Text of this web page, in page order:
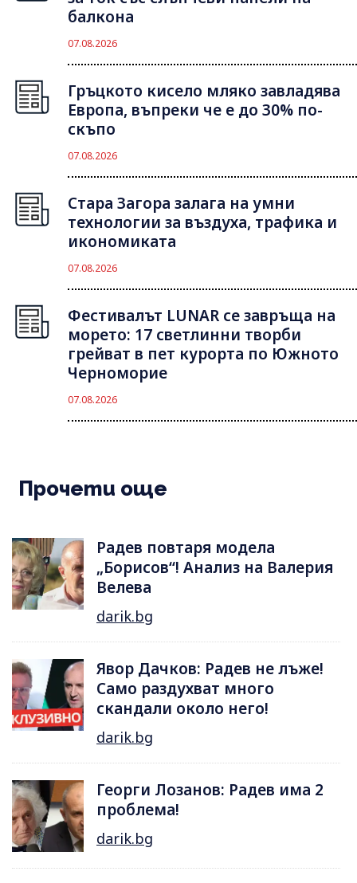
балкона
07.08.2026
Гръцкото кисело мляко завладява
Европа, въпреки че е до 30% по-
скъпо
07.08.2026
Стара Загора залага на умни
технологии за въздуха, трафика и
икономиката
07.08.2026
Фестивалът LUNAR се завръща на
морето: 17 светлинни творби
грейват в пет курорта по Южното
Черноморие
07.08.2026
Прочети още
Радев повтаря модела
„Борисов“! Анализ на Валерия
Велева
darik.bg
Явор Дачков: Радев не лъже!
Само раздухват много
скандали около него!
darik.bg
Георги Лозанов: Радев има 2
проблема!
darik.bg